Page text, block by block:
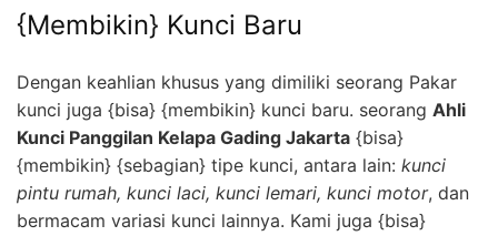
{Membikin} Kunci Baru
Dengan keahlian khusus yang dimiliki seorang Pakar
kunci juga {bisa} {membikin} kunci baru. seorang Ahli
Kunci Panggilan Kelapa Gading Jakarta {bisa}
{membikin} {sebagian} tipe kunci, antara lain: kunci
pintu rumah, kunci laci, kunci lemari, kunci motor, dan
bermacam variasi kunci lainnya. Kami juga {bisa}